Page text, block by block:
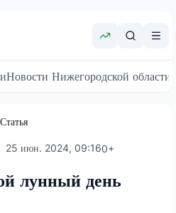
Новости Нижегородской области
Статья
25 июн. 2024, 09:160+
лунный день